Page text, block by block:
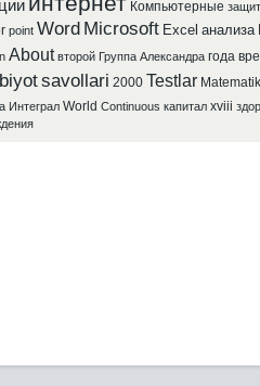
Компьютерные
point Word Microsoft Excel анализа
About второй Группа Александра года
savollari 2000 Testlar
Интеграл World Continuous капитал xviii